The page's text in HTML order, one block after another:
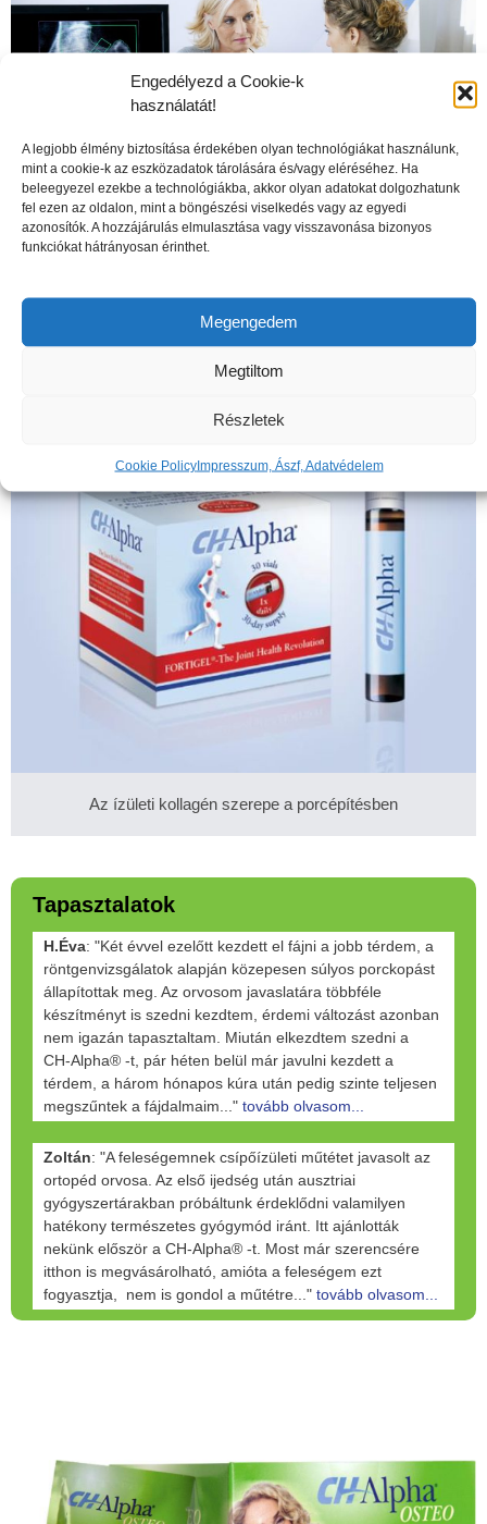
Engedélyezd a Cookie-k
használatát!
A legjobb élmény biztosítása érdekében olyan technológiákat használunk,
mint a cookie-k az eszközadatok tárolására és/vagy eléréséhez. Ha
beleegyezel ezekbe a technológiákba, akkor olyan adatokat dolgozhatunk
fel ezen az oldalon, mint a böngészési viselkedés vagy az egyedi
azonosítók. A hozzájárulás elmulasztása vagy visszavonása bizonyos
funkciókat hátrányosan érinthet.
Megengedem
Megtiltom
Részletek
Cookie PolicyImpresszum, Ászf, Adatvédelem
Az ízületi kollagén szerepe a porcépítésben
Tapasztalatok
H.Éva: "Két évvel ezelőtt kezdett el fájni a jobb térdem, a
röntgenvizsgálatok alapján közepesen súlyos porckopást
állapítottak meg. Az orvosom javaslatára többféle
készítményt is szedni kezdtem, érdemi változást azonban
nem igazán tapasztaltam. Miután elkezdtem szedni a
CH-Alpha® -t, pár héten belül már javulni kezdett a
térdem, a három hónapos kúra után pedig szinte teljesen
megszűntek a fájdalmaim..." tovább olvasom...
Zoltán: "A feleségemnek csípőízületi műtétet javasolt az
ortopéd orvosa. Az első ijedség után ausztriai
gyógyszertárakban próbáltunk érdeklődni valamilyen
hatékony természetes gyógymód iránt. Itt ajánlották
nekünk először a CH-Alpha® -t. Most már szerencsére
itthon is megvásárolható, amióta a feleségem ezt
fogyasztja, nem is gondol a műtétre..." tovább olvasom...